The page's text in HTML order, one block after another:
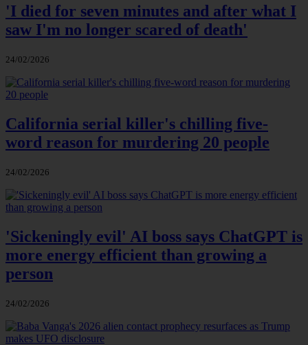
'I died for seven minutes and after what I
saw I'm no longer scared of death'
24/02/2026
California serial killer's chilling five-
word reason for murdering 20 people
24/02/2026
'Sickeningly evil' AI boss says ChatGPT is
more energy efficient than growing a
person
24/02/2026